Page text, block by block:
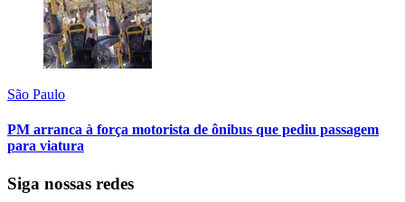
São Paulo
PM arranca à força motorista de ônibus que pediu passagem
para viatura
Siga nossas redes